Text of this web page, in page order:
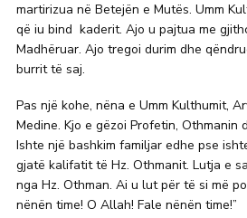
martirizua në Betejën e Mutës. Umm
që iu bind kaderit. Ajo u pajtua me
Madhëruar. Ajo tregoi durim dhe
burrit të saj.
Pas një kohe, nëna e Umm Kulthumit,
Medine. Kjo e gëzoi Profetin, Othmanin
Ishte një bashkim familjar edhe pse
gjatë kalifatit të Hz. Othmanit. Lutja e
nga Hz. Othman. Ai u lut për të si më
nënën time! O Allah! Fale nënën time!”